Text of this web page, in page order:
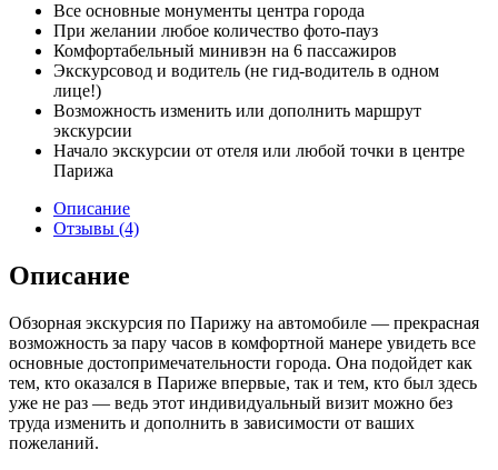
Все основные монументы центра города
При желании любое количество фото-пауз
Комфортабельный минивэн на 6 пассажиров
Экскурсовод и водитель (не гид-водитель в одном
лице!)
Возможность изменить или дополнить маршрут
экскурсии
Начало экскурсии от отеля или любой точки в центре
Парижа
Описание
Отзывы (4)
Описание
Обзорная экскурсия по Парижу на автомобиле — прекрасная
возможность за пару часов в комфортной манере увидеть все
основные достопримечательности города. Она подойдет как
тем, кто оказался в Париже впервые, так и тем, кто был здесь
уже не раз — ведь этот индивидуальный визит можно без
труда изменить и дополнить в зависимости от ваших
пожеланий.